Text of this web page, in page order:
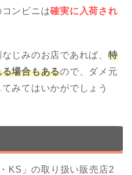
コンビニは確実に入荷され
じみのお店であれば、 特
場合もあるので、ダメ元
みてはいかがでしょう
KS」の取り扱い販売店2